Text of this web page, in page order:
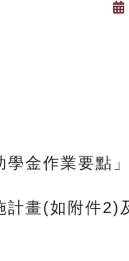
金作業要點
計畫(如附件2)